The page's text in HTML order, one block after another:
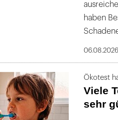
haben
06.08.2026
Ökotest
Viele
sehr